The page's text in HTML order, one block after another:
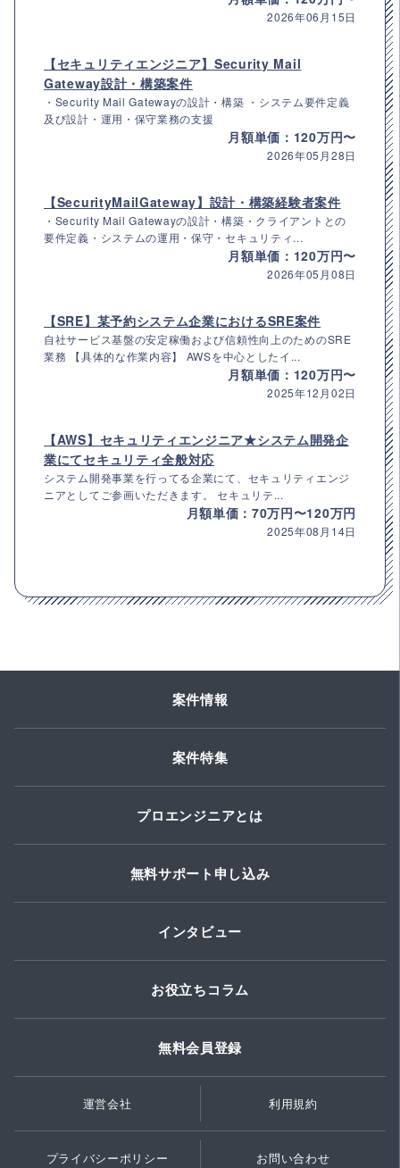
2026年06月15日
【セキュリティエンジニア】Security Mail
Gateway設計・構築案件
・Security Mail Gatewayの設計・構築 ・システム要件定義
及び設計・運用・保守業務の支援
月額単価：120万円〜
2026年05月28日
【SecurityMailGateway】設計・構築経験者案件
・Security Mail Gatewayの設計・構築・クライアントとの
要件定義・システムの運用・保守・セキュリティ...
月額単価：120万円〜
2026年05月08日
【SRE】某予約システム企業におけるSRE案件
自社サービス基盤の安定稼働および信頼性向上のためのSRE
業務 【具体的な作業内容】 AWSを中心としたイ...
月額単価：120万円〜
2025年12月02日
【AWS】セキュリティエンジニア★システム開発企
業にてセキュリティ全般対応
システム開発事業を行ってる企業にて、セキュリティエンジ
ニアとしてご参画いただきます。 セキュリテ...
月額単価：70万円〜120万円
2025年08月14日
案件情報
案件特集
プロエンジニアとは
無料サポート申し込み
インタビュー
お役立ちコラム
無料会員登録
運営会社 利用規約
プライバシーポリシー お問い合わせ